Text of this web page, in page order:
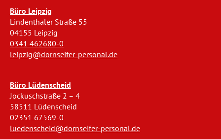
Büro Leipzig
Lindenthaler Straße 55
04155 Leipzig
0341 462680-0
leipzig@dornseifer-personal.de
Büro Lüdenscheid
Jockuschstraße 2 – 4
58511 Lüdenscheid
02351 67569-0
luedenscheid@dornseifer-personal.de